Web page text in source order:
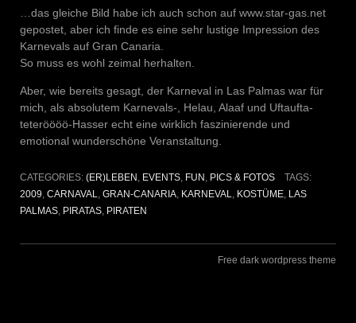
…das gleiche Bild habe ich auch schon auf www.star-gas.net
gepostet, aber ich finde es eine sehr lustige Impression des
Karnevals auf Gran Canaria.
So muss es wohl zeimal herhalten.
Aber, wie bereits gesagt, der Karneval in Las Palmas war für
mich, als absolutem Karnevals-, Helau, Alaaf und Uftaufta-
teteröööö-Hasser echt eine wirklich faszinierende und
emotional wunderschöne Veranstaltung.
CATEGORIES: (ER)LEBEN EVENTS FUN PICS & FOTOS
TAGS:
2009 CARNAVAL GRAN-CANARIA KARNEVAL KOSTÜME LAS
PALMAS PIRATAS PIRATEN
Free dark wordpress theme